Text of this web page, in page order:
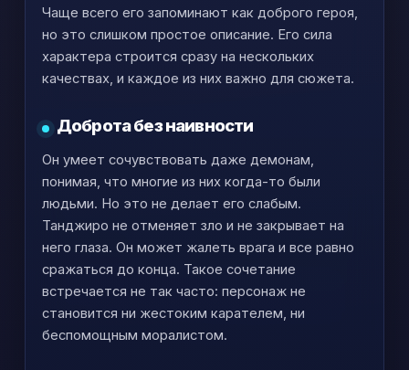
Чаще всего его запоминают как доброго героя,
но это слишком простое описание. Его сила
характера строится сразу на нескольких
качествах, и каждое из них важно для сюжета.
Доброта без наивности
Он умеет сочувствовать даже демонам,
понимая, что многие из них когда-то были
людьми. Но это не делает его слабым.
Танджиро не отменяет зло и не закрывает на
него глаза. Он может жалеть врага и все равно
сражаться до конца. Такое сочетание
встречается не так часто: персонаж не
становится ни жестоким карателем, ни
беспомощным моралистом.